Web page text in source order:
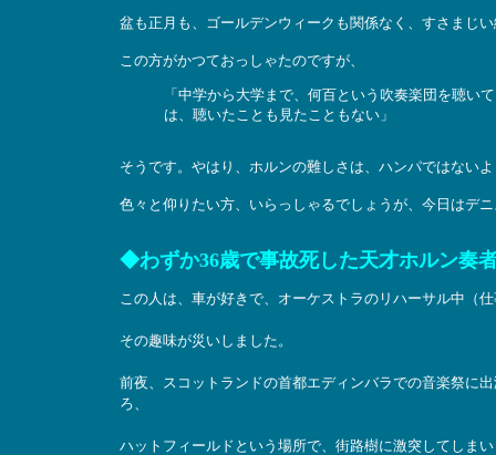
盆も正月も、ゴールデンウィークも関係なく、すさまじ
この方がかつておっしゃたのですが、
「中学から大学まで、何百という吹奏楽団を聴い
は、聴いたことも見たこともない」
そうです。やはり、ホルンの難しさは、ハンパではない
色々と仰りたい方、いらっしゃるでしょうが、今日はデ
◆わずか36歳で事故死した天才ホルン奏
この人は、車が好きで、オーケストラのリハーサル中（
その趣味が災いしました。
前夜、スコットランドの首都エディンバラでの音楽祭に
ろ、
ハットフィールドという場所で、街路樹に激突してしま